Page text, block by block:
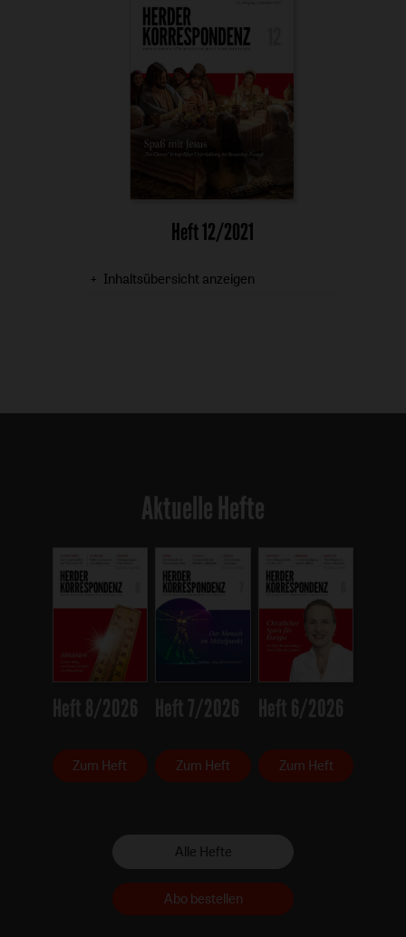
Heft 12/2021
Inhaltsübersicht anzeigen
Aktuelle Hefte
Heft 8/2026
Zum Heft
Heft 7/2026
Zum Heft
Heft 6/2026
Zum Heft
Alle Hefte
Abo bestellen